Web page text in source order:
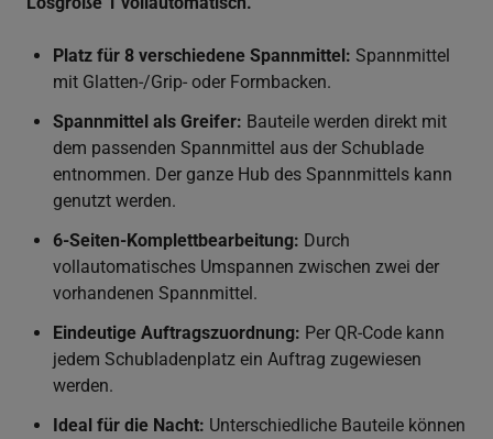
Platz für 8 verschiedene Spannmittel: Spannmittel
mit Glatten-/Grip- oder Formbacken.
Spannmittel als Greifer: Bauteile werden direkt mit
dem passenden Spannmittel aus der Schublade
entnommen. Der ganze Hub des Spannmittels kann
genutzt werden.
6-Seiten-Komplettbearbeitung: Durch
vollautomatisches Umspannen zwischen zwei der
vorhandenen Spannmittel.
Eindeutige Auftragszuordnung: Per QR-Code kann
jedem Schubladenplatz ein Auftrag zugewiesen
werden.
Ideal für die Nacht: Unterschiedliche Bauteile können